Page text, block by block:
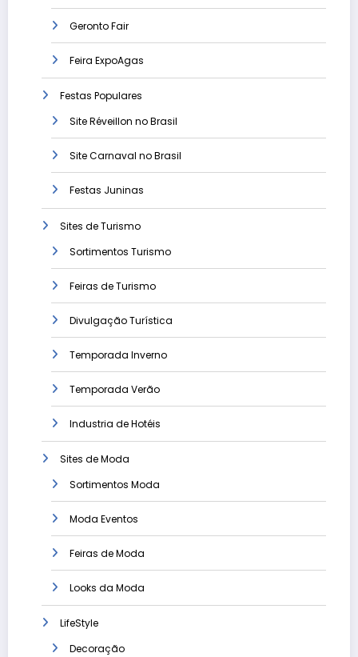
Geronto Fair
Feira ExpoAgas
Festas Populares
Site Réveillon no Brasil
Site Carnaval no Brasil
Festas Juninas
Sites de Turismo
Sortimentos Turismo
Feiras de Turismo
Divulgação Turística
Temporada Inverno
Temporada Verão
Industria de Hotéis
Sites de Moda
Sortimentos Moda
Moda Eventos
Feiras de Moda
Looks da Moda
LifeStyle
Decoração